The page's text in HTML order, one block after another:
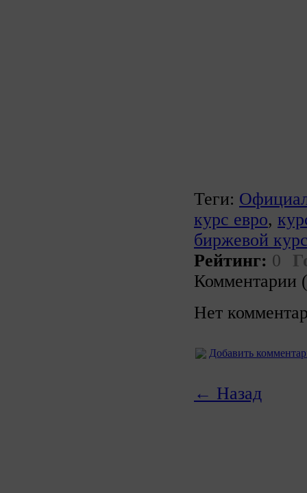
Теги:
курс евро,
биржевой
Рейтинг: 0
Комментарии
Нет
Добавить
← Назад